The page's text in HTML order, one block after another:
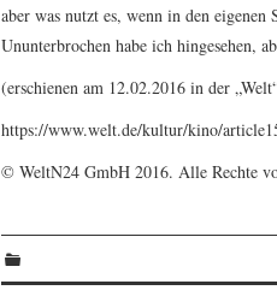
aber was nutzt es, wenn in den
Ununterbrochen habe ich hingesehen,
(erschienen am 12.02.2016 in der
https://www.welt.de/kultur/kino/
© WeltN24 GmbH 2016. Alle Rechte